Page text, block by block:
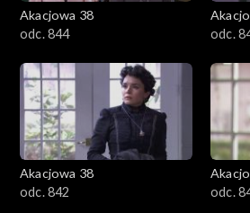
Akacjowa 38
odc. 844
odc.
Akacjowa 38
odc. 842
odc.